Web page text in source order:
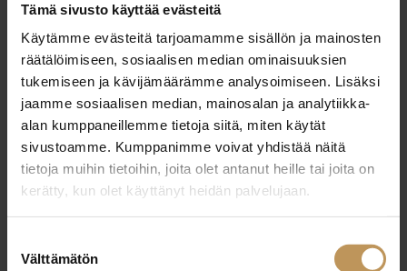
Tämä sivusto käyttää evästeitä
Käytämme evästeitä tarjoamamme sisällön ja mainosten
räätälöimiseen, sosiaalisen median ominaisuuksien
tukemiseen ja kävijämäärämme analysoimiseen. Lisäksi
jaamme sosiaalisen median, mainosalan ja analytiikka-
alan kumppaneillemme tietoja siitä, miten käytät
sivustoamme. Kumppanimme voivat yhdistää näitä
tietoja muihin tietoihin, joita olet antanut heille tai joita on
kerätty, kun olet käyttänyt heidän palvelujaan.
valinta
Välttämätön
29.2.2024